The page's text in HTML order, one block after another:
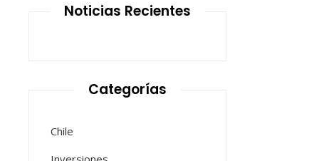
Noticias Recientes
Categorías
Chile